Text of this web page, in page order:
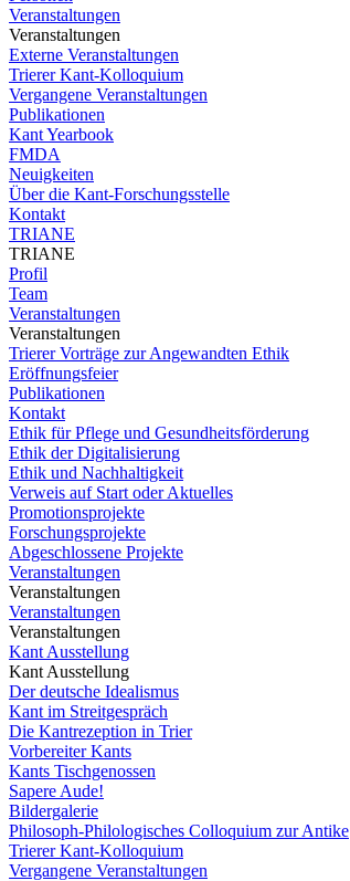
Veranstaltungen
Veranstaltungen
Externe Veranstaltungen
Trierer Kant-Kolloquium
Vergangene Veranstaltungen
Publikationen
Kant Yearbook
FMDA
Neuigkeiten
Über die Kant-Forschungsstelle
Kontakt
TRIANE
TRIANE
Profil
Team
Veranstaltungen
Veranstaltungen
Trierer Vorträge zur Angewandten Ethik
Eröffnungsfeier
Publikationen
Kontakt
Ethik für Pflege und Gesundheitsförderung
Ethik der Digitalisierung
Ethik und Nachhaltigkeit
Verweis auf Start oder Aktuelles
Promotionsprojekte
Forschungsprojekte
Abgeschlossene Projekte
Veranstaltungen
Veranstaltungen
Veranstaltungen
Veranstaltungen
Kant Ausstellung
Kant Ausstellung
Der deutsche Idealismus
Kant im Streitgespräch
Die Kantrezeption in Trier
Vorbereiter Kants
Kants Tischgenossen
Sapere Aude!
Bildergalerie
Philosoph-Philologisches Colloquium zur Antike
Trierer Kant-Kolloquium
Vergangene Veranstaltungen